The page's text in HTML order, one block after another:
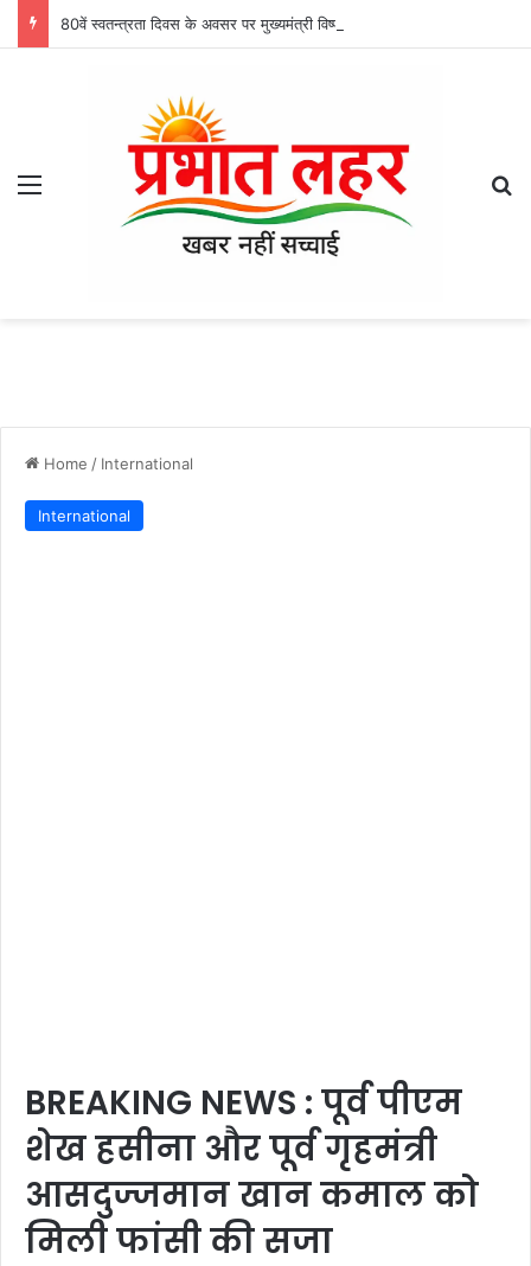
Menu
Home / International
International
BREAKING NEWS : पूर्व पीएम
शेख हसीना और पूर्व गृहमंत्री
आसदुज्जमान खान कमाल को
मिली फांसी की सजा